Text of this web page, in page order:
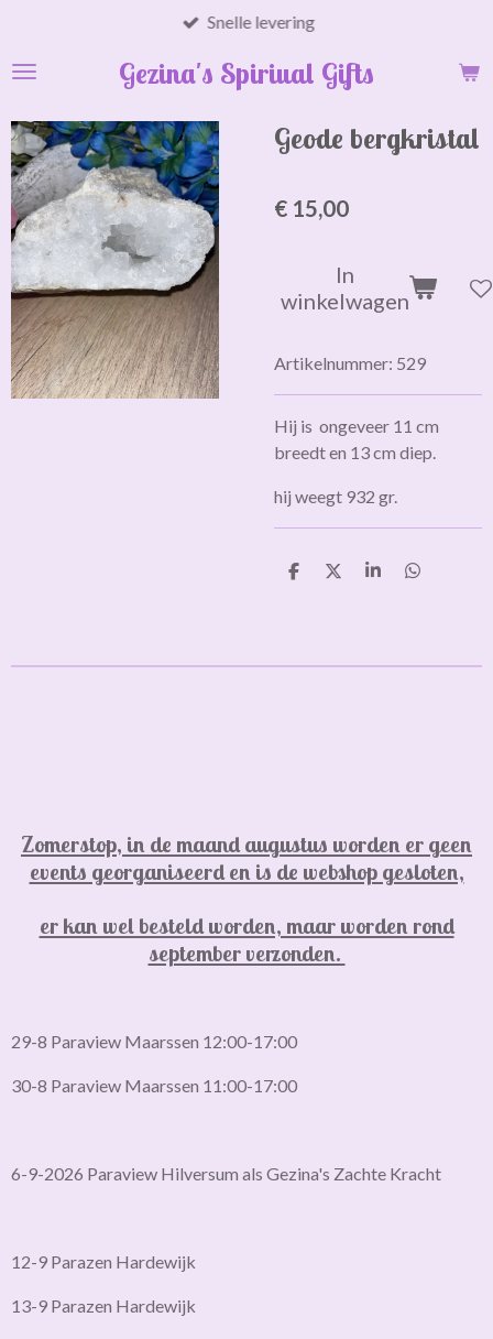
naar
hoofdinhoud
Gezina's Spiriual Gifts
Snelle levering
Geode bergkristal
€ 15,00
In
winkelwagen
Artikelnummer: 529
Hij is ongeveer 11 cm
breedt en 13 cm diep.
hij weegt 932 gr.
D
D
S
D
Zomerstop, in de maand augustus worden er geen
events georganiseerd en is de webshop gesloten,
er kan wel besteld worden, maar worden rond
september verzonden.
29-8 Paraview Maarssen 12:00-17:00
30-8 Paraview Maarssen 11:00-17:00
6-9-2026 Paraview Hilversum als Gezina's Zachte Kracht
12-9 Parazen Hardewijk
13-9 Parazen Hardewijk